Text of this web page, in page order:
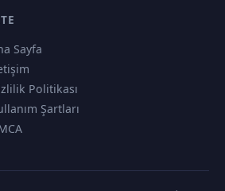
Sayfa
Politikası
Şartları